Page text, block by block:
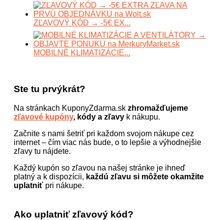
ZĽAVOVÝ KÓD → -5€ EX...
MOBILNÉ KLIMATIZÁCIE...
Ste tu prvýkrát?
Na stránkach KuponyZdarma.sk zhromažďujeme
zľavové kupóny, kódy a zľavy k nákupu.
Začnite s nami šetriť pri každom svojom nákupe cez
internet – čím viac nás bude, o to lepšie a výhodnejšie
zľavy tu nájdete.
Každý kupón so zľavou na našej stránke je ihneď
platný a k dispozícii, každú zľavu si môžete okamžite
uplatniť pri nákupe.
Ako uplatniť zľavový kód?